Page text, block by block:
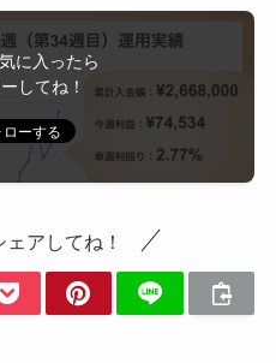
に入ったら
してね！
アしてね！